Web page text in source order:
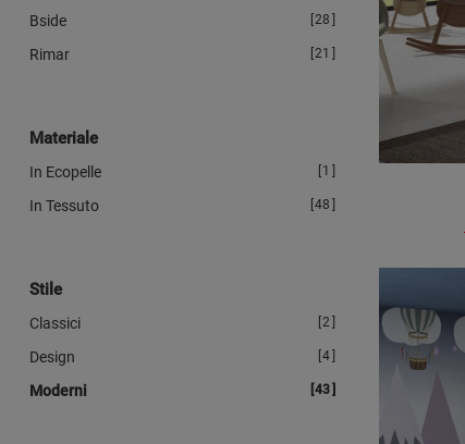
Bside 28
Rimar 21
Materiale
In Ecopelle 1
In Tessuto 48
Stile
Classici 2
Design 4
Moderni 43